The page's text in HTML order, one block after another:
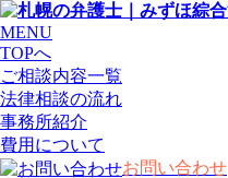
MENU
TOPへ
ご相談内容一覧
法律相談の流れ
事務所紹介
費用について
お問い合わせ